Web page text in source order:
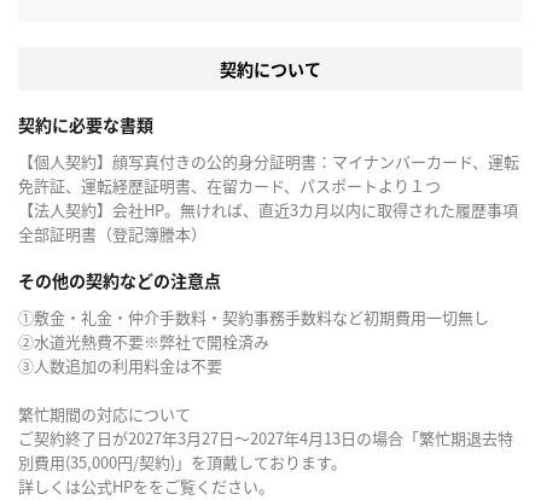
契約について
契約に必要な書類
【個人契約】顔写真付きの公的身分証明書：マイナンバーカード、運転
免許証、運転経歴証明書、在留カード、パスポートより１つ
【法人契約】会社HP。無ければ、直近3カ月以内に取得された履歴事項
全部証明書（登記簿謄本）
その他の契約などの注意点
①敷金・礼金・仲介手数料・契約事務手数料など初期費用一切無し
②水道光熱費不要※弊社で開栓済み
③人数追加の利用料金は不要
繁忙期間の対応について
ご契約終了日が2027年3月27日～2027年4月13日の場合「繁忙期退去特
別費用(35,000円/契約)」を頂戴しております。
詳しくは公式HPををご覧ください。